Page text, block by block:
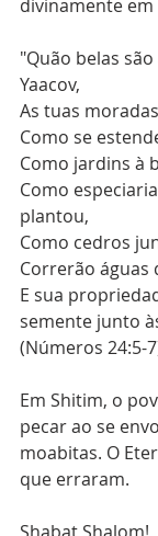
divinamente em
"Quão belas
Yaacov,
As tuas
Como se
Como jardins à
Como
plantou,
Como cedros
Correrão águas
E sua
semente junto
(Números 24:5-
Em Shitim, o
pecar ao se
moabitas. O
que erraram.
Shabat Shalom!